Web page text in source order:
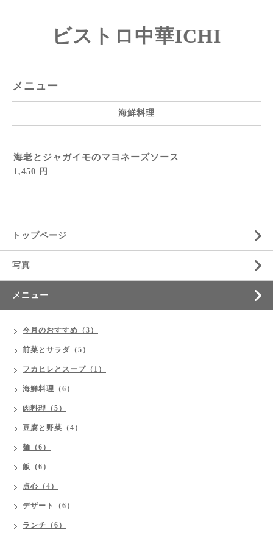
ビストロ中華ICHI
メニュー
海鮮料理
海老とジャガイモのマヨネーズソース
1,450 円
トップページ
写真
メニュー
今月のおすすめ（3）
前菜とサラダ（5）
フカヒレとスープ（1）
海鮮料理（6）
肉料理（5）
豆腐と野菜（4）
麺（6）
飯（6）
点心（4）
デザート（6）
ランチ（6）